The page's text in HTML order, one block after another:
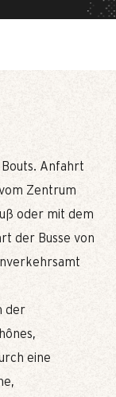
Anfahrt
Zentrum
oder mit dem
der Busse von
der
eine